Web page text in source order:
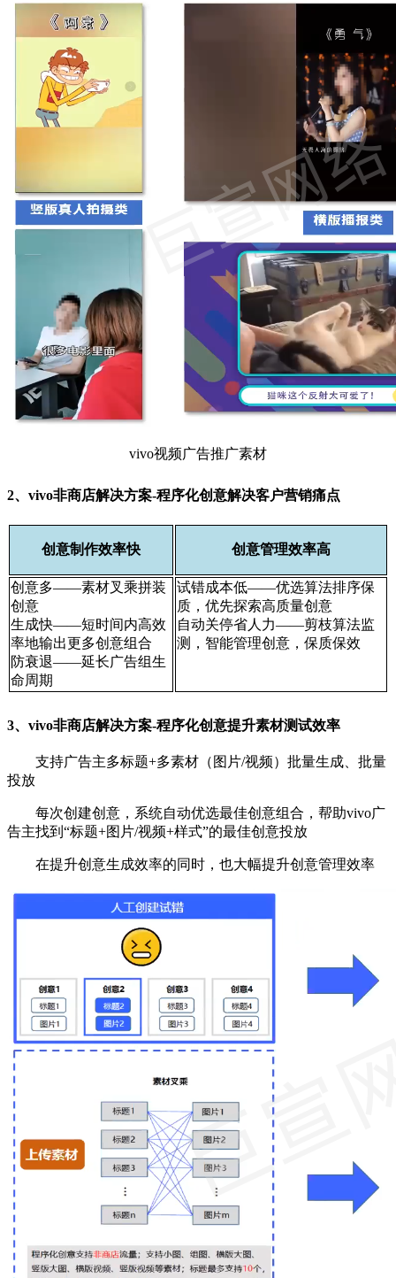
vivo视频广告推广素材
2、vivo非商店解决方案-程序化创意解决客户营销痛点
创意制作效率快 创意管理效率高
创意多——素材叉乘拼装
创意
生成快——短时间内高效
率地输出更多创意组合
防衰退——延长广告组生
命周期
试错成本低——优选算法排序保
质，优先探索高质量创意
自动关停省人力——剪枝算法监
测，智能管理创意，保质保效
3、vivo非商店解决方案-程序化创意提升素材测试效率
支持广告主多标题+多素材（图片/视频）批量生成、批量
投放
每次创建创意，系统自动优选最佳创意组合，帮助vivo广
告主找到“标题+图片/视频+样式”的最佳创意投放
在提升创意生成效率的同时，也大幅提升创意管理效率